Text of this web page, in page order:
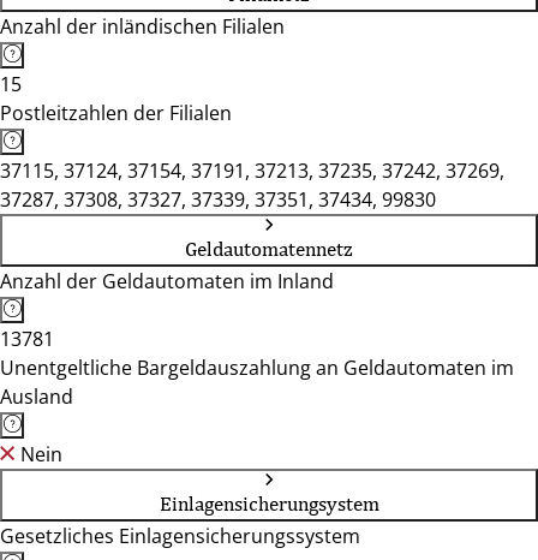
Anzahl der inländischen Filialen
15
Postleitzahlen der Filialen
37115, 37124, 37154, 37191, 37213, 37235, 37242, 37269,
37287, 37308, 37327, 37339, 37351, 37434, 99830
Geldautomatennetz
Anzahl der Geldautomaten im Inland
13781
Unentgeltliche Bargeldauszahlung an Geldautomaten im
Ausland
Nein
Einlagensicherungsystem
Gesetzliches Einlagensicherungssystem